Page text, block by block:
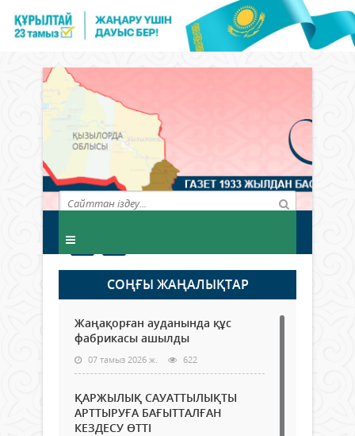
СОҢҒЫ ЖАҢАЛЫҚТАР
Жаңақорған ауданында құс
фабрикасы ашылды
07 тамыз 2026 ж. 622
ҚАРЖЫЛЫҚ САУАТТЫЛЫҚТЫ
АРТТЫРУҒА БАҒЫТТАЛҒАН
КЕЗДЕСУ ӨТТІ